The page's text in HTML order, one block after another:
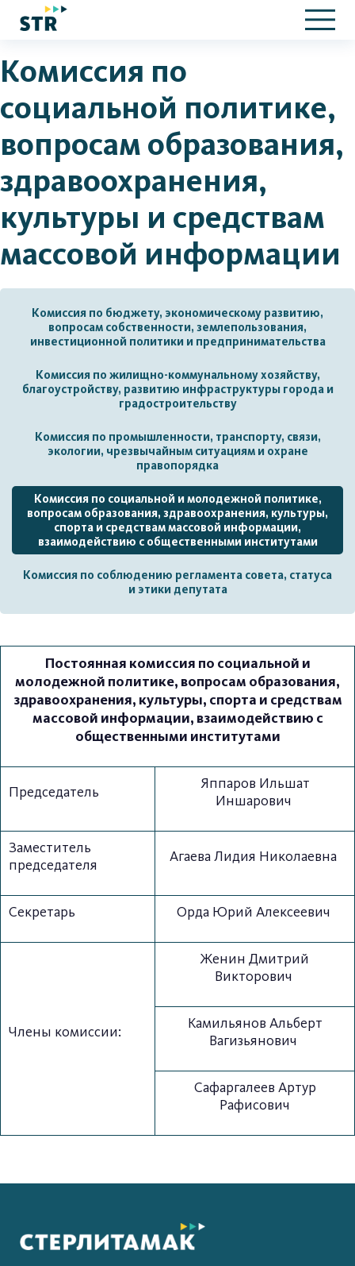
Комиссия по
социальной политике,
вопросам образования,
здравоохранения,
культуры и средствам
массовой информации
Комиссия по бюджету, экономическому развитию,
вопросам собственности, землепользования,
инвестиционной политики и предпринимательства
Комиссия по жилищно-коммунальному хозяйству,
благоустройству, развитию инфраструктуры города и
градостроительству
Комиссия по промышленности, транспорту, связи,
экологии, чрезвычайным ситуациям и охране
правопорядка
Комиссия по социальной и молодежной политике,
вопросам образования, здравоохранения, культуры,
спорта и средствам массовой информации,
взаимодействию с общественными институтами
Комиссия по соблюдению регламента совета, статуса
и этики депутата
Постоянная комиссия по социальной и
молодежной политике, вопросам образования,
здравоохранения, культуры, спорта и средствам
массовой информации, взаимодействию с
общественными институтами
Председатель
Яппаров Ильшат
Иншарович
Заместитель
председателя
Агаева Лидия Николаевна
Секретарь Орда Юрий Алексеевич
Члены комиссии:
Женин Дмитрий
Викторович
Камильянов Альберт
Вагизьянович
Сафаргалеев Артур
Рафисович